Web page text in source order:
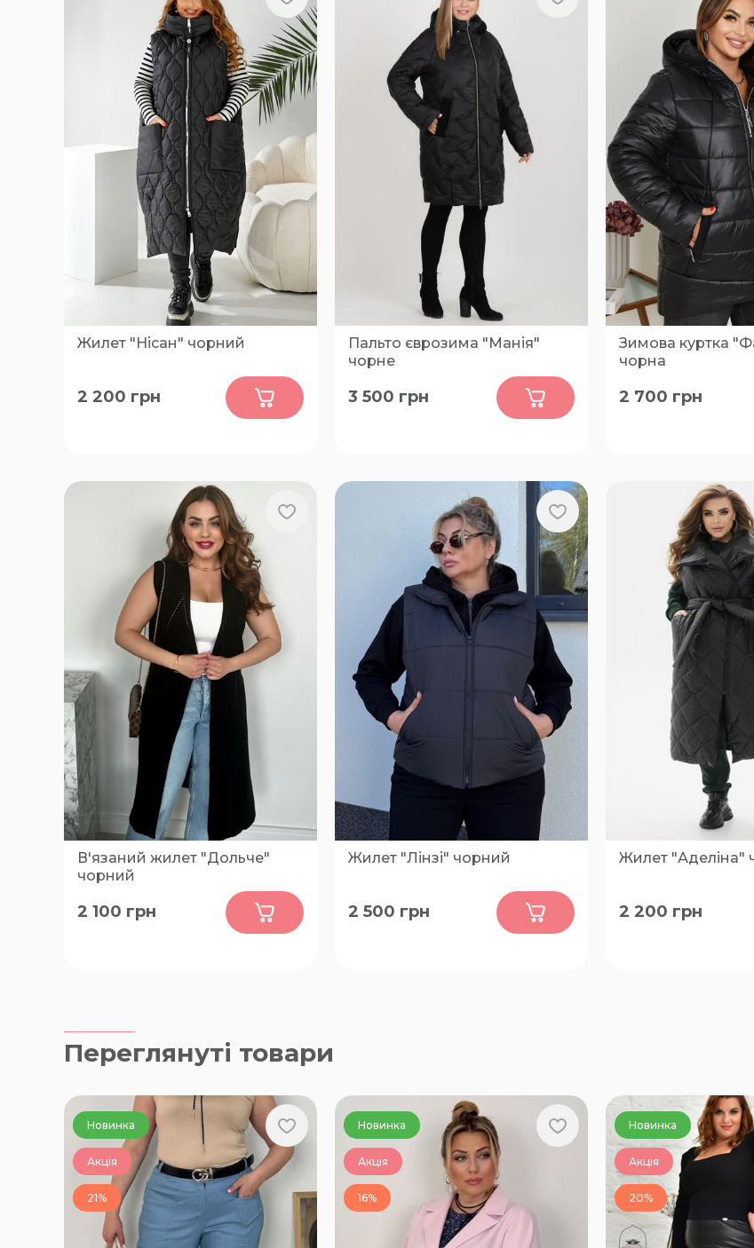
Жилет "Нісан" чорний
60-62, 68-70, 56-58, 64-66
2 200 грн
Пальто єврозима "Манія"
чорне
3 500 грн
Зимова куртка
чорна
2 700 грн
В'язаний жилет "Дольче"
чорний
2 100 грн
Жилет "Лінзі" чорний
50-52, 54-56, 58-60, 62-64, 66-68
2 500 грн
Жилет "Аделіна"
48-50, 52-54, 56-58,
2 200 грн
Переглянуті товари
Новинка
Акція
21%
Новинка
Акція
16%
Новинка
Акція
20%